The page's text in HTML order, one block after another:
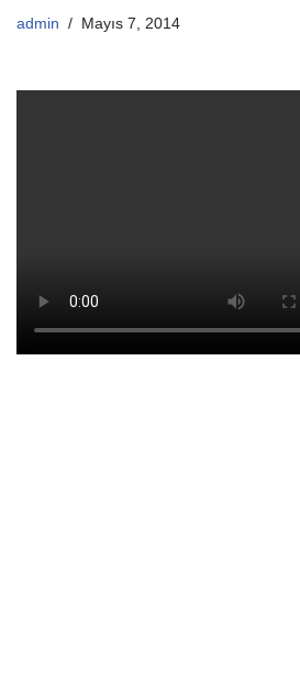
admin Mayıs 7, 2014